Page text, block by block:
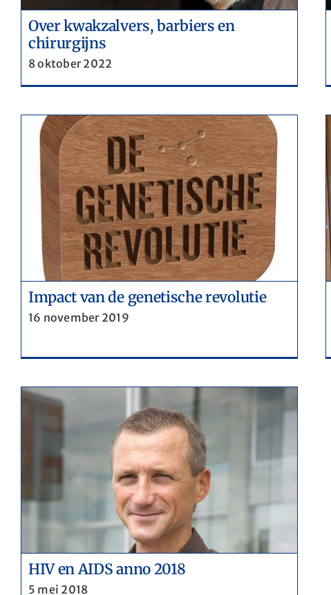
Over kwakzalvers, barbiers en
chirurgijns
8 oktober 2022
Impact van de genetische revolutie
16 november 2019
Wat geven de Vaticaanse archieven
prijs ?
HIV en AIDS anno 2018
5 mei 2018